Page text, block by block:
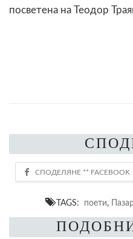
посветена на Теодор
TAGS: поети,